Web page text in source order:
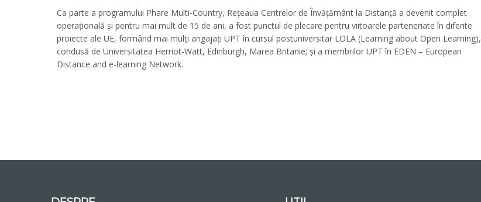
Ca parte a programului Phare Multi-Country, Rețeaua Centrelor de Învățământ la Distanță a devenit complet
operațională și pentru mai mult de 15 de ani, a fost punctul de plecare pentru viitoarele parteneriate în diferite
proiecte ale UE, formând mai mulți angajați UPT în cursul postuniversitar LOLA (Learning about Open Learning),
condusă de Universitatea Herriot-Watt, Edinburgh, Marea Britanie; și a membrilor UPT în EDEN – European
Distance and e-learning Network.